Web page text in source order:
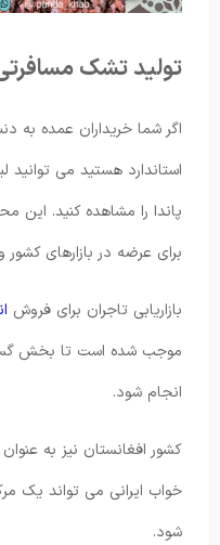
تولید تشک
اگر شما خریداران عمده
استاندارد هستید می
پاندا را مشاهده کنید. این
برای عرضه در بازارهای
بازاریابی تاجران برای فروش
موجب شده است تا بخش
انجام شود.
کشور افغانستان نیز به
خواب ایرانی می تواند
شود.